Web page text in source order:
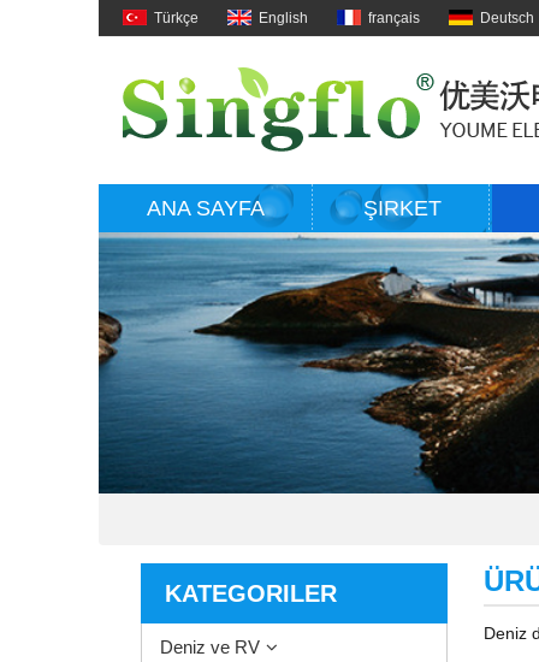
Türkçe English français Deutsch
ANA SAYFA ŞIRKET
KATEGORILER
Deniz ve RV
Deniz